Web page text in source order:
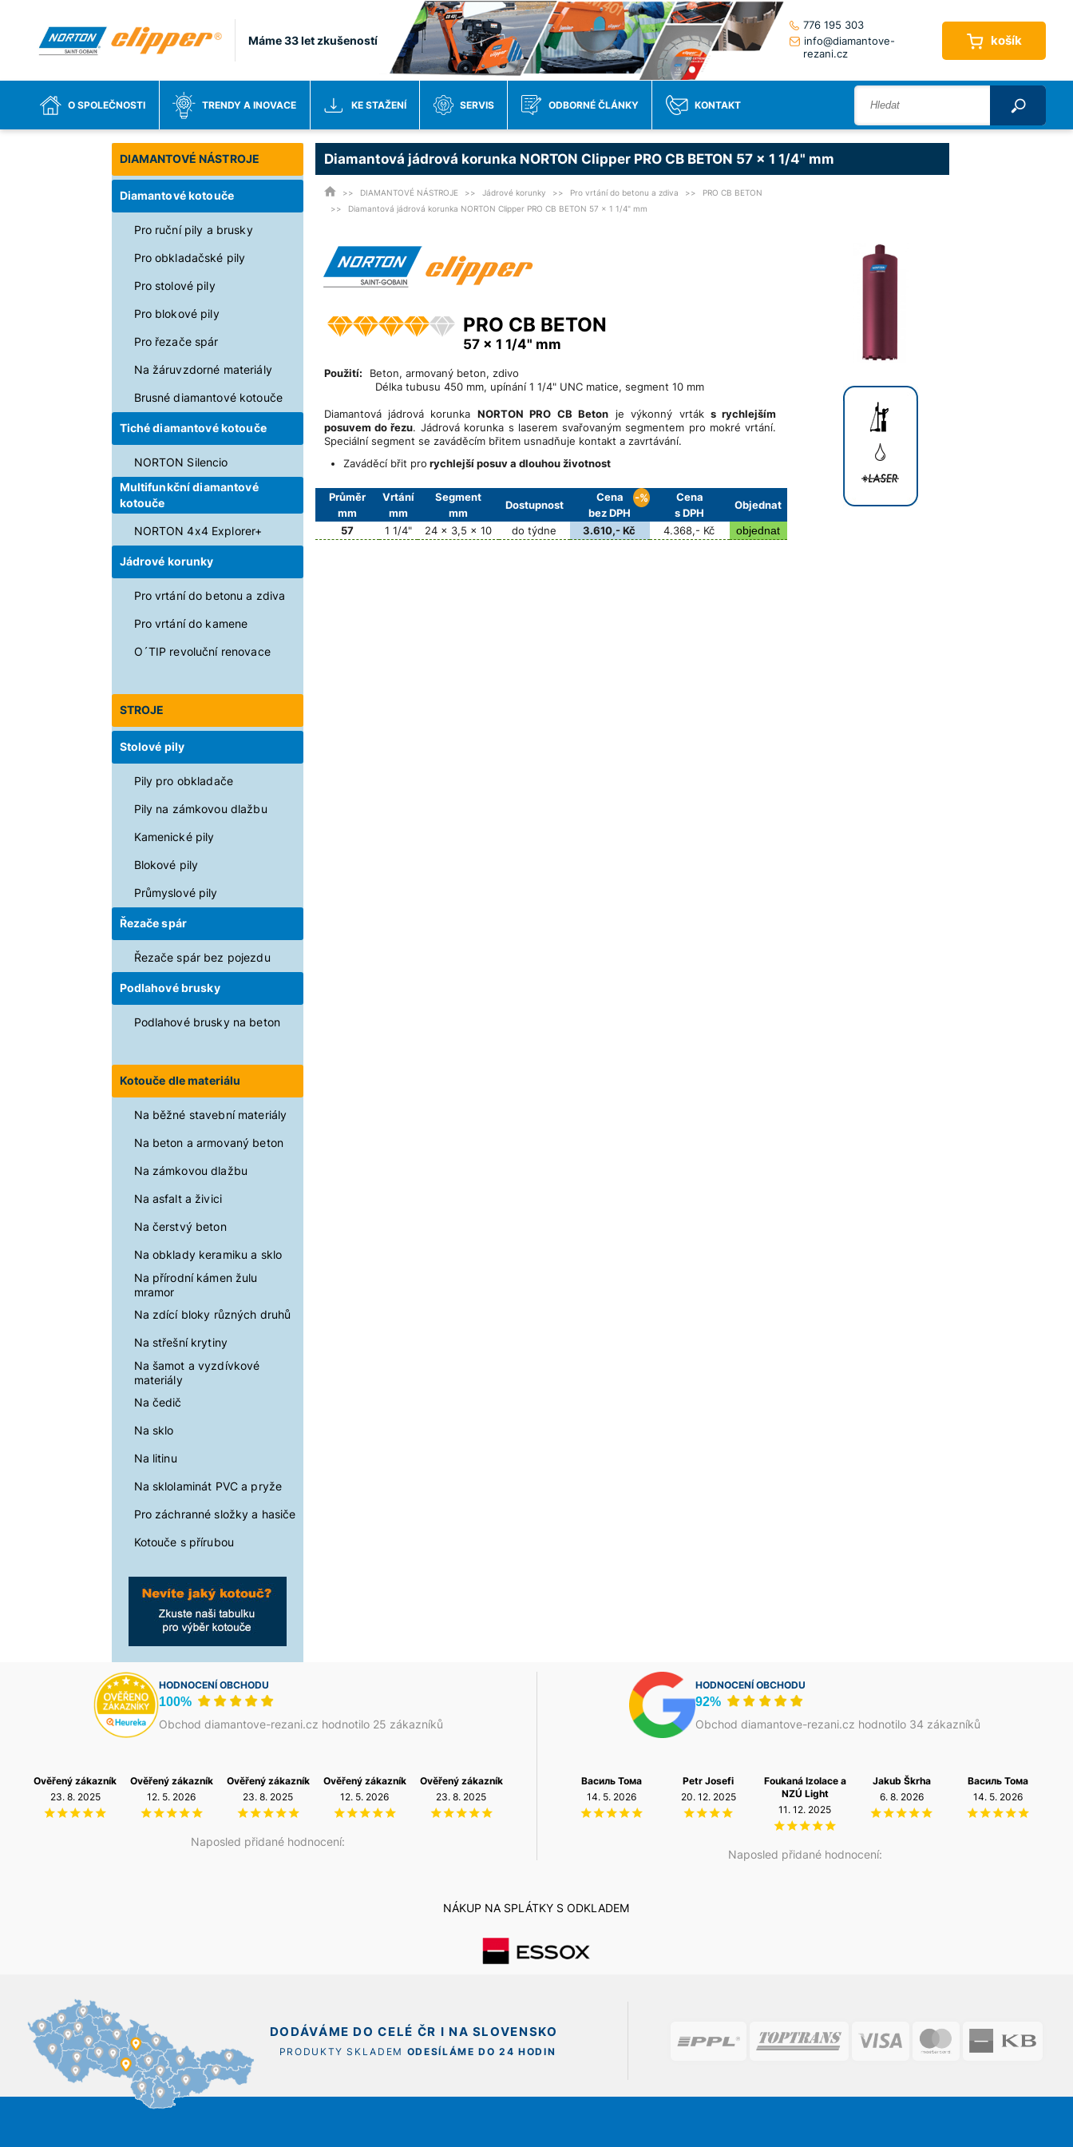
Máme 33 let zkušeností
776 195 303
info@diamantove-
rezani.cz
košík
O SPOLEČNOSTI TRENDY A INOVACE KE STAŽENÍ SERVIS ODBORNÉ ČLÁNKY KONTAKT
DIAMANTOVÉ NÁSTROJE
Diamantové kotouče
Pro ruční pily a brusky
Pro obkladačské pily
Pro stolové pily
Pro blokové pily
Pro řezače spár
Na žáruvzdorné materiály
Brusné diamantové kotouče
Tiché diamantové kotouče
NORTON Silencio
Multifunkční diamantové
kotouče
NORTON 4x4 Explorer+
Jádrové korunky
Pro vrtání do betonu a zdiva
Pro vrtání do kamene
O´TIP revoluční renovace
STROJE
Stolové pily
Pily pro obkladače
Pily na zámkovou dlažbu
Kamenické pily
Blokové pily
Průmyslové pily
Řezače spár
Řezače spár bez pojezdu
Podlahové brusky
Podlahové brusky na beton
Kotouče dle materiálu
Na běžné stavební materiály
Na beton a armovaný beton
Na zámkovou dlažbu
Na asfalt a živici
Na čerstvý beton
Na obklady keramiku a sklo
Na přírodní kámen žulu
mramor
Na zdící bloky různých druhů
Na střešní krytiny
Na šamot a vyzdívkové
materiály
Na čedič
Na sklo
Na litinu
Na sklolaminát PVC a pryže
Pro záchranné složky a hasiče
Kotouče s přírubou
Diamantová jádrová korunka NORTON Clipper PRO CB BETON 57 x 1 1/4" mm
DIAMANTOVÉ NÁSTROJE Jádrové korunky Pro vrtání do betonu a zdiva
PRO CB BETON
Diamantová jádrová korunka NORTON Clipper PRO CB BETON 57 x 1 1/4" mm
PRO CB BETON
57 x 1 1/4" mm
Použití: Beton, armovaný beton, zdivo
Délka tubusu 450 mm, upínání 1 1/4" UNC matice, segment 10 mm
Diamantová jádrová korunka NORTON PRO CB Beton je výkonný vrtáks rychlejším
posuvem do řezu. Jádrová korunka s laserem svařovaným segmentem pro mokré vrtání.
Speciální segment se zaváděcím břitem usnadňuje kontakt a zavrtávání.
Zaváděcí břit pro rychlejší posuva dlouhou životnost
Průměr
mm
Vrtání
mm
Segment
mm
Dostupnost
Cena
bez DPH
-%
Cena
s DPH
Objednat
57
1 1/4" 24 x 3,5 x 10 do týdne 3.610,- Kč 4.368,- Kč
HODNOCENÍ OBCHODU
100%
Obchod diamantove-rezani.cz hodnotilo 25 zákazníků
Naposled přidané hodnocení:
Ověřený zákazník
Ověřený zákazník
23. 8. 2025
Ověřený zákazník
12. 5. 2026
Ověřený zákazník
23. 8. 2025
Ověřený zákazník
12. 5. 2026
Ověřený zákazník
23. 8. 2025
HODNOCENÍ OBCHODU
92%
Obchod diamantove-rezani.cz hodnotilo 34 zákazníků
Naposled přidané hodnocení:
Jakub Škrha
Василь Тома
14. 5. 2026
Petr Josefi
20. 12. 2025
Foukaná Izolace a
NZÚ Light
11. 12. 2025
Jakub Škrha
6. 8. 2026
Василь Тома
14. 5. 2026
Jakub Škrha
6. 8. 2026
Василь Тома
14. 5. 2026
Petr Josefi
20. 12. 2025
Foukaná Izolace a
NZÚ Light
11. 12. 2025
NÁKUP NA SPLÁTKY S ODKLADEM
DODÁVÁME DO CELÉ ČR I NA SLOVENSKO
PRODUKTY SKLADEM ODESÍLÁME DO 24 HODIN